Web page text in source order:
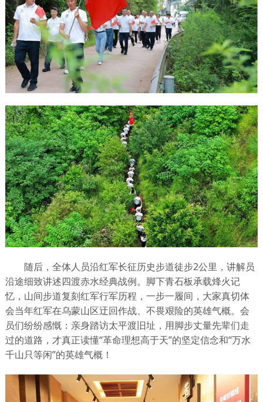
随后，全体人员沿红军长征历史步道徒步2公里，讲解员
沿途细致讲述四渡赤水经典战例。脚下青石板承载烽火记
忆，山间步道复刻红军行军历程，一步一履间，大家真切体
会当年红军在乌蒙山区迂回作战、不畏艰险的英雄气概。会
员们纷纷感慨：亲身踏访太平渡旧址，用脚步丈量先辈们走
过的道路，才真正读懂“革命理想高于天”的坚定信念和“万水
千山只等闲”的英雄气概！